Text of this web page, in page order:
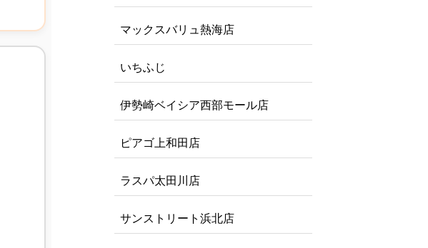
マックスバリュ熱海店
いちふじ
伊勢崎ベイシア西部モール店
ピアゴ上和田店
ラスパ太田川店
サンストリート浜北店